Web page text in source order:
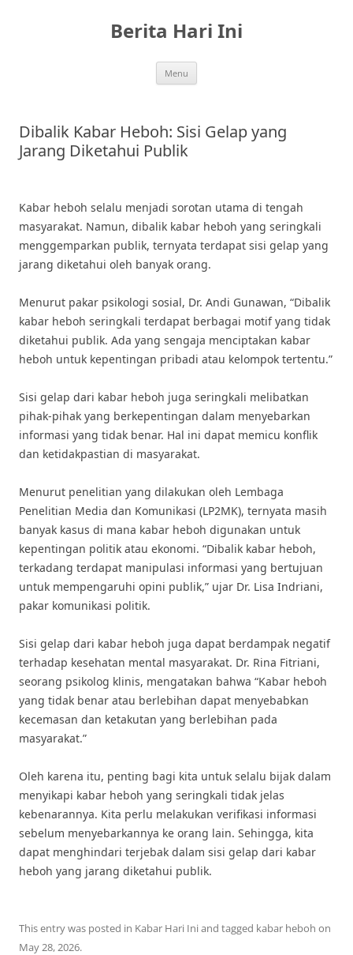
Berita Hari Ini
Menu
Dibalik Kabar Heboh: Sisi Gelap yang
Jarang Diketahui Publik
Kabar heboh selalu menjadi sorotan utama di tengah
masyarakat. Namun, dibalik kabar heboh yang seringkali
menggemparkan publik, ternyata terdapat sisi gelap yang
jarang diketahui oleh banyak orang.
Menurut pakar psikologi sosial, Dr. Andi Gunawan, “Dibalik
kabar heboh seringkali terdapat berbagai motif yang tidak
diketahui publik. Ada yang sengaja menciptakan kabar
heboh untuk kepentingan pribadi atau kelompok tertentu.”
Sisi gelap dari kabar heboh juga seringkali melibatkan
pihak-pihak yang berkepentingan dalam menyebarkan
informasi yang tidak benar. Hal ini dapat memicu konflik
dan ketidakpastian di masyarakat.
Menurut penelitian yang dilakukan oleh Lembaga
Penelitian Media dan Komunikasi (LP2MK), ternyata masih
banyak kasus di mana kabar heboh digunakan untuk
kepentingan politik atau ekonomi. “Dibalik kabar heboh,
terkadang terdapat manipulasi informasi yang bertujuan
untuk mempengaruhi opini publik,” ujar Dr. Lisa Indriani,
pakar komunikasi politik.
Sisi gelap dari kabar heboh juga dapat berdampak negatif
terhadap kesehatan mental masyarakat. Dr. Rina Fitriani,
seorang psikolog klinis, mengatakan bahwa “Kabar heboh
yang tidak benar atau berlebihan dapat menyebabkan
kecemasan dan ketakutan yang berlebihan pada
masyarakat.”
Oleh karena itu, penting bagi kita untuk selalu bijak dalam
menyikapi kabar heboh yang seringkali tidak jelas
kebenarannya. Kita perlu melakukan verifikasi informasi
sebelum menyebarkannya ke orang lain. Sehingga, kita
dapat menghindari terjebak dalam sisi gelap dari kabar
heboh yang jarang diketahui publik.
This entry was posted in Kabar Hari Iniand tagged kabar heboh on
May 28, 2026.